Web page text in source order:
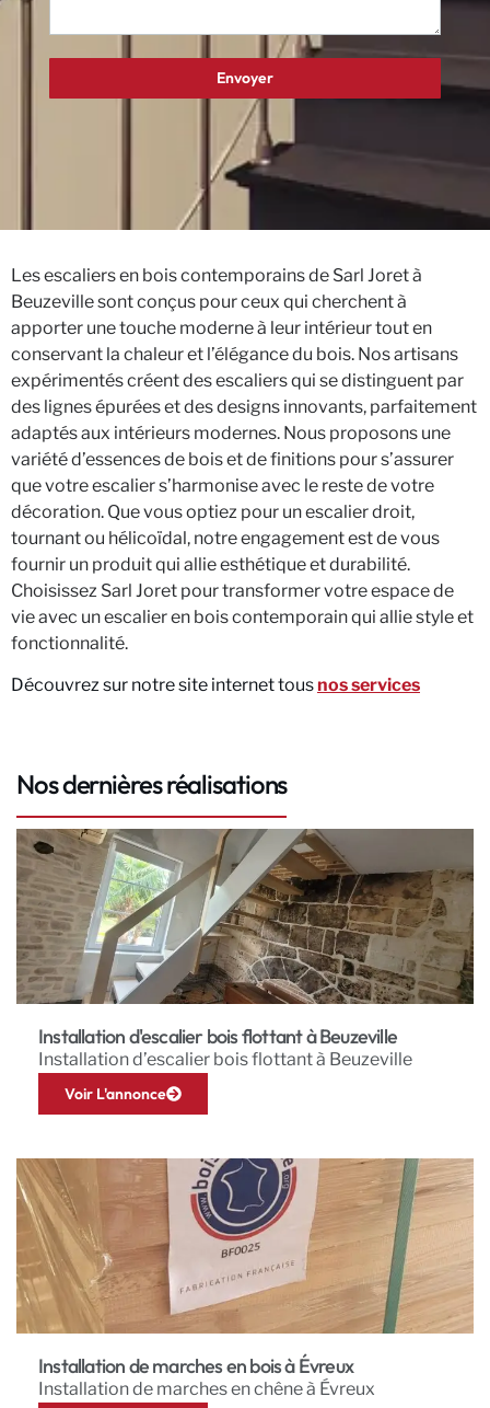
Les escaliers en bois contemporains de Sarl Joret à
Beuzeville sont conçus pour ceux qui cherchent à
apporter une touche moderne à leur intérieur tout en
conservant la chaleur et l’élégance du bois. Nos artisans
expérimentés créent des escaliers qui se distinguent par
des lignes épurées et des designs innovants, parfaitement
adaptés aux intérieurs modernes. Nous proposons une
variété d’essences de bois et de finitions pour s’assurer
que votre escalier s’harmonise avec le reste de votre
décoration. Que vous optiez pour un escalier droit,
tournant ou hélicoïdal, notre engagement est de vous
fournir un produit qui allie esthétique et durabilité.
Choisissez Sarl Joret pour transformer votre espace de
vie avec un escalier en bois contemporain qui allie style et
fonctionnalité.
Découvrez sur notre site internet tousnos services
Nos dernières réalisations
Installation d'escalier bois flottant à Beuzeville
Installation d’escalier bois flottant à Beuzeville
Voir L'annonce
Installation de marches en bois à Évreux
Installation de marches en chêne à Évreux